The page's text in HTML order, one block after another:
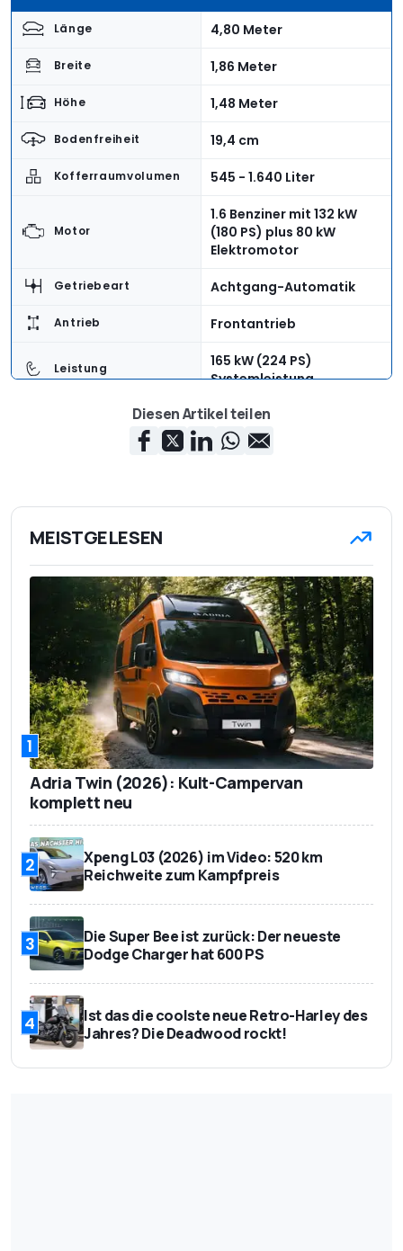
Länge 4,80 Meter
Breite 1,86 Meter
Höhe 1,48 Meter
Bodenfreiheit 19,4 cm
Kofferraumvolumen 545 - 1.640 Liter
Motor
1.6 Benziner mit 132 kW
(180 PS) plus 80 kW
Elektromotor
Getriebeart Achtgang-Automatik
Antrieb Frontantrieb
Leistung
165 kW (224 PS)
Systemleistung
Max. Drehmoment 360 Nm (Systemleistung)
12,4 kWh
Diesen Artikel teilen
MEISTGELESEN
1
Adria Twin (2026): Kult-Campervan
komplett neu
2
Xpeng L03 (2026) im Video: 520 km
Reichweite zum Kampfpreis
3
Die Super Bee ist zurück: Der neueste
Dodge Charger hat 600 PS
4
Ist das die coolste neue Retro-Harley des
Jahres? Die Deadwood rockt!